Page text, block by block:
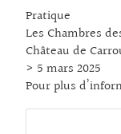
Pratique
Les Chambres
Château de
> 5 mars 2025
Pour plus